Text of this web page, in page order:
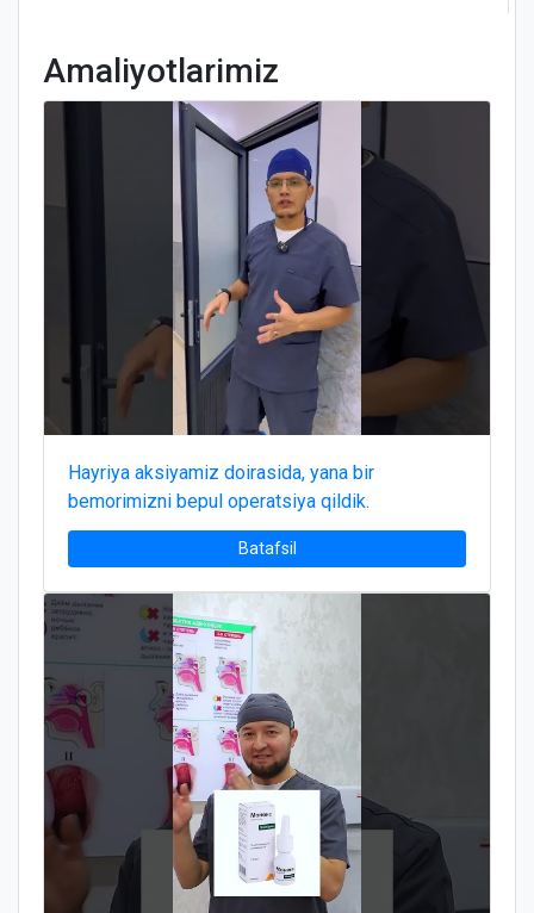
Amaliyotlarimiz
Hayriya aksiyamiz doirasida, yana bir
bemorimizni bepul operatsiya qildik.
Batafsil